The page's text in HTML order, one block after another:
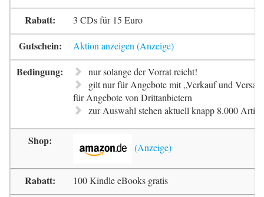
3 CDs für 15 Euro
Aktion anzeigen
nur solange der Vorrat reicht!
gilt nur für Angebote mit „Verkauf und
für Angebote von Drittanbietern
zur Auswahl stehen aktuell knapp 8.000
100 Kindle eBooks gratis